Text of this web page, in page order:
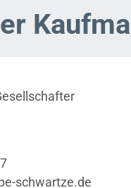
schwartze.de